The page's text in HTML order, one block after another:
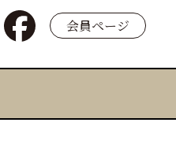
会員ページ